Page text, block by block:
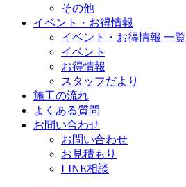
その他
イベント・お得情報
イベント・お得情報 一覧
イベント
お得情報
スタッフだより
施工の流れ
よくある質問
お問い合わせ
お問い合わせ
お見積もり
LINE相談